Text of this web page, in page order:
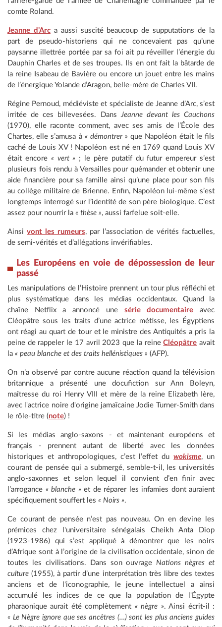
comte Roland.
Jeanne d’Arca aussi suscité beaucoup de supputations de la
part de pseudo-historiens qui ne concevaient pas qu’une
paysanne illettrée portée par sa foi ait pu réveiller l’énergie du
Dauphin Charles et de ses troupes. Ils en ont fait la bâtarde de
la reine Isabeau de Bavière ou encore un jouet entre les mains
de l’énergique Yolande d’Aragon, belle-mère de Charles VII.
Régine Pernoud, médiéviste et spécialiste de Jeanne d’Arc, s’est
irritée de ces billevesées. DansJeanne devant les Cauchons
(1970), elle raconte comment, avec ses amis de l’École des
Chartes, elle s’amusa à « démontrer » que Napoléon était le fils
caché de Louis XV ! Napoléon est né en 1769 quand Louis XV
était encore « vert » ; le père putatif du futur empereur s’est
plusieurs fois rendu à Versailles pour quémander et obtenir une
aide financière pour sa famille ainsi qu’une place pour son fils
au collège militaire de Brienne. Enfin, Napoléon lui-même s’est
longtemps interrogé sur l’identité de son père biologique. C’est
assez pour nourrir la « thèse », aussi farfelue soit-elle.
Ainsi vont les rumeurs, par l’association de vérités factuelles,
de semi-vérités et d’allégations invérifiables.
Les Européens en voie de dépossession de leur
passé
Les manipulations de l’Histoire prennent un tour plus réfléchi et
plus systématique dans les médias occidentaux. Quand la
chaîne Netflix a annoncé une série documentaire avec
Cléopâtre sous les traits d’une actrice métisse, les Égyptiens
ont réagi au quart de tour et le ministre des Antiquités a pris la
peine de rappeler le 17 avril 2023 que la reineCléopâtre avait
la « peau blanche et des traits hellénistiques » (AFP).
On n’a observé par contre aucune réaction quand la télévision
britannique a présenté une docufiction sur Ann Boleyn,
maîtresse du roi Henry VIII et mère de la reine Elizabeth Ière,
avec l'actrice noire d'origine jamaïcaine Jodie Turner-Smith dans
le rôle-titre (note) !
Si les médias anglo-saxons - et maintenant européens et
français - prennent autant de liberté avec les données
historiques et anthropologiques, c’est l’effet duwokisme, un
courant de pensée qui a submergé, semble-t-il, les universités
anglo-saxonnes et selon lequel il convient d’en finir avec
l’arrogance « blanche » et de réparer les infamies dont auraient
spécifiquement souffert les « Noirs ».
Ce courant de pensée n’est pas nouveau. On en devine les
prémices chez l'universitaire sénégalais Cheikh Anta Diop
(1923-1986) qui s’est appliqué à démontrer que les noirs
d’Afrique sont à l’origine de la civilisation occidentale, sinon de
toutes les civilisations. Dans son ouvrageNations nègres et
culture (1955), à partir d’une interprétation très libre des textes
anciens et de l'iconographie, le jeune intellectuel a ainsi
accumulé les indices de ce que la population de l'Égypte
pharaonique aurait été complètement « nègre ». Ainsi écrit-il :
« Le Nègre ignore que ses ancêtres (…) sont les plus anciens guides